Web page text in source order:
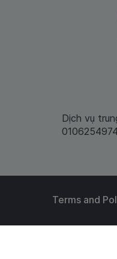
Dịch vụ
0106254974
Terms and